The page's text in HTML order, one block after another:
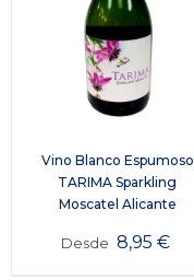
Vino Blanco Espumoso
TARIMA Sparkling
Moscatel Alicante
Desde 8,95 €